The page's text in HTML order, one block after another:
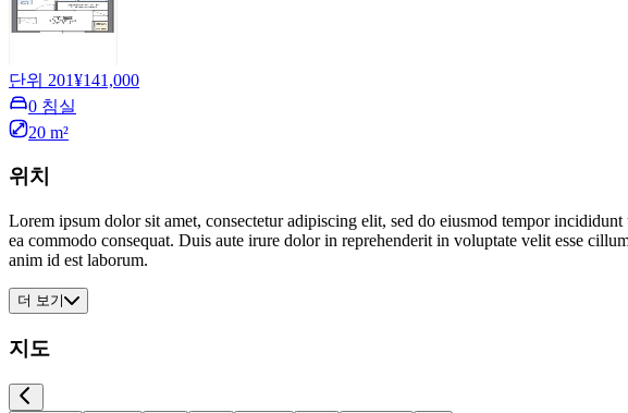
단위 201¥141,000
0 침실
20 m²
위치
Lorem ipsum dolor sit amet, consectetur adipiscing elit, sed do eiusmod tempor
ea commodo consequat. Duis aute irure dolor in reprehenderit in voluptate velit esse
anim id est laborum.
더 보기
지도